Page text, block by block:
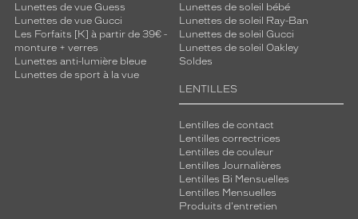
Lunettes de vue Guess
Lunettes de vue Gucci
Les Forfaits [K] à partir de 39€ -
monture + verres
Lunettes anti-lumière bleue
Lunettes de sport à la vue
Lunettes de soleil bébé
Lunettes de soleil Ray-Ban
Lunettes de soleil Gucci
Lunettes de soleil Oakley
Soldes
LENTILLES
Lentilles de contact
Lentilles correctrices
Lentilles de couleur
Lentilles Journalières
Lentilles Bi Mensuelles
Lentilles Mensuelles
Produits d'entretien